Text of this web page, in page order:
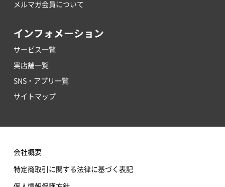
メルマガ会員について
インフォメーション
サービス一覧
実店舗一覧
SNS・アプリ一覧
サイトマップ
会社概要
特定商取引に関する法律に基づく表記